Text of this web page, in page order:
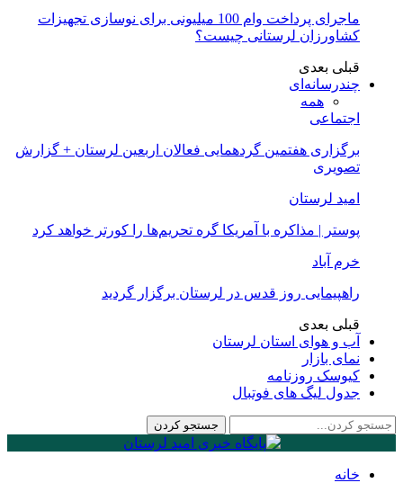
ماجرای پرداخت وام 100 میلیونی برای نوسازی تجهیزات
کشاورزان لرستانی چیست؟
قبلی بعدی
چندرسانه‌ای
همه
اجتماعی
برگزاری هفتمین گردهمایی فعالان اربعین لرستان + گزارش
تصویری
امید لرستان
پوستر | مذاکره با آمریکا گره تحریم‌ها را کورتر خواهد کرد
خرم آباد
راهپیمایی روز قدس در لرستان برگزار گردید
قبلی بعدی
آب و هوای استان لرستان
نمای بازار
کیوسک روزنامه
جدول لیگ های فوتبال
خانه